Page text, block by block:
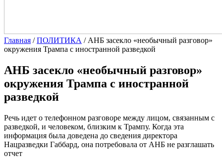
Главная /ПОЛИТИКА / АНБ засекло «необычный разговор»
окружения Трампа с иностранной разведкой
АНБ засекло «необычный разговор»
окружения Трампа с иностранной
разведкой
Речь идет о телефонном разговоре между лицом, связанным с
разведкой, и человеком, близким к Трампу. Когда эта
информация была доведена до сведения директора
Нацразведки Габбард, она потребовала от АНБ не разглашать
отчет